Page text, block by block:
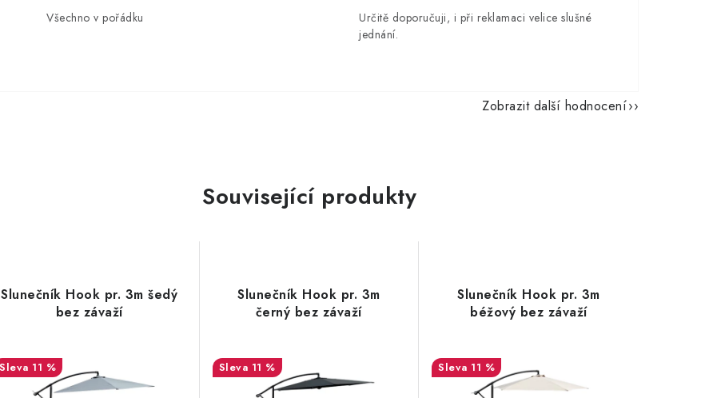
Všechno v pořádku
Určitě doporučuji, i při reklamaci velice slušné
jednání.
Zobrazit další hodnocení
Související produkty
Slunečník Hook pr. 3m šedý
bez závaží
11 %
Slunečník Hook pr. 3m
černý bez závaží
11 %
Slunečník Hook pr. 3m
béžový bez závaží
11 %